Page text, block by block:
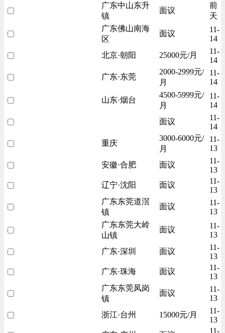
广东中山东升
镇
面议
前
天
广东佛山南海
区
面议
11-
14
北京·朝阳
25000元/月
11-
14
广东·东莞
2000-2999元/
月
11-
14
山东·烟台
4500-5999元/
月
11-
14
面议
11-
14
重庆
3000-6000元/
月
11-
13
安徽·合肥
面议
11-
13
辽宁·沈阳
面议
11-
13
广东东莞道滘
镇
面议
11-
13
广东东莞大岭
山镇
面议
11-
13
广东·深圳
面议
11-
13
广东·珠海
面议
11-
13
广东东莞凤岗
镇
面议
11-
13
浙江·台州
15000元/月
11-
13
11-